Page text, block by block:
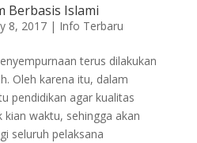
Berbasis Islami
8, 2017| Info Terbaru
terus dilakukan
Oleh karena itu, dalam
pendidikan agar kualitas
kian waktu, sehingga akan
seluruh pelaksana